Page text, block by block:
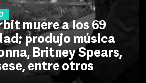
muere a los 69
produjo música
Britney Spears,
entre otros